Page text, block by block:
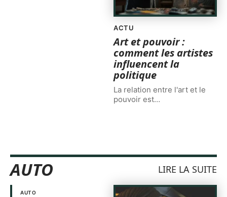
ACTU
Art et pouvoir :
comment les artistes
influencent la
politique
La relation entre l'art et le
pouvoir est…
AUTO LIRE LA SUITE
AUTO